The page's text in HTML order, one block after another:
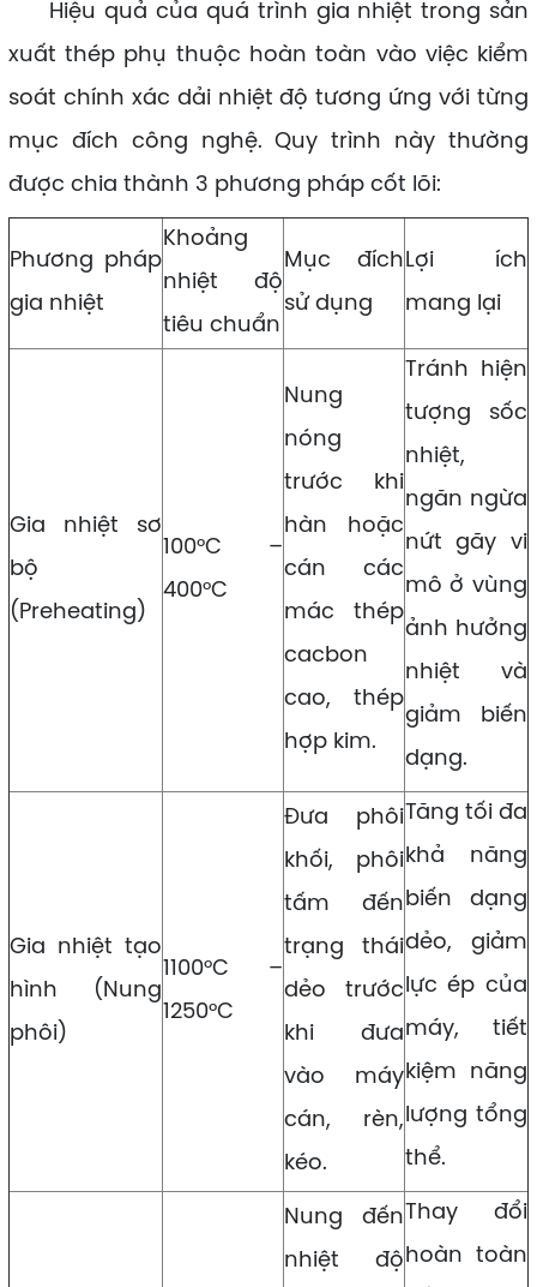
Hiệu quả của quá trình gia nhiệt trong sản
xuất thép phụ thuộc hoàn toàn vào việc kiểm
soát chính xác dải nhiệt độ tương ứng với từng
mục đích công nghệ. Quy trình này thường
được chia thành 3 phương pháp cốt lõi:
Phương pháp
gia nhiệt
Khoảng
nhiệt độ
tiêu chuẩn
Mục đích
sử dụng
Lợi ích
mang lại
Gia nhiệt sơ
bộ
(Preheating)
100°C –
400°C
Nung
nóng
trước khi
hàn hoặc
cán các
mác thép
cacbon
cao, thép
hợp kim.
Tránh hiện
tượng sốc
nhiệt,
ngăn ngừa
nứt gãy vi
mô ở vùng
ảnh hưởng
nhiệt và
giảm biến
dạng.
Gia nhiệt tạo
hình (Nung
phôi)
1100°C –
1250°C
Đưa phôi
khối, phôi
tấm đến
trạng thái
dẻo trước
khi đưa
vào máy
cán, rèn,
kéo.
Tăng tối đa
khả năng
biến dạng
dẻo, giảm
lực ép của
máy, tiết
kiệm năng
lượng tổng
thể.
Nung đến
nhiệt độ
Thay đổi
hoàn toàn